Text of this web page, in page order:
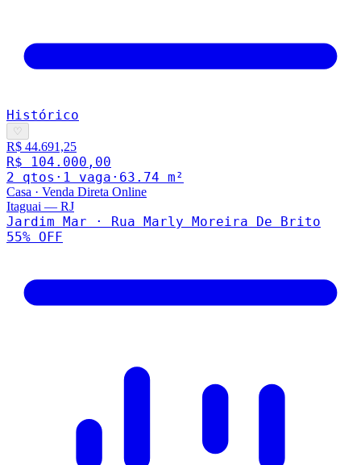
Histórico
♡
R$ 44.691,25
R$ 104.000,00
2 qtos · 1 vaga · 63.74 m²
Casa · Venda Direta Online
Itaguai — RJ
Jardim Mar · Rua Marly Moreira De Brito
55% OFF